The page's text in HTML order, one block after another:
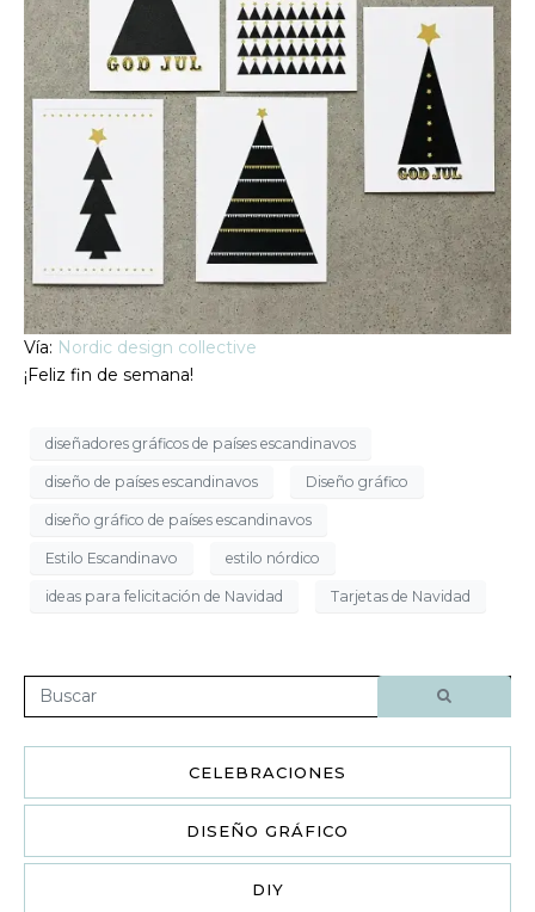
Vía: Nordic design collective
¡Feliz fin de semana!
diseñadores gráficos de países escandinavos
diseño de países escandinavos Diseño gráfico
diseño gráfico de países escandinavos
Estilo Escandinavo estilo nórdico
ideas para felicitación de Navidad Tarjetas de Navidad
CELEBRACIONES
DISEÑO GRÁFICO
DIY